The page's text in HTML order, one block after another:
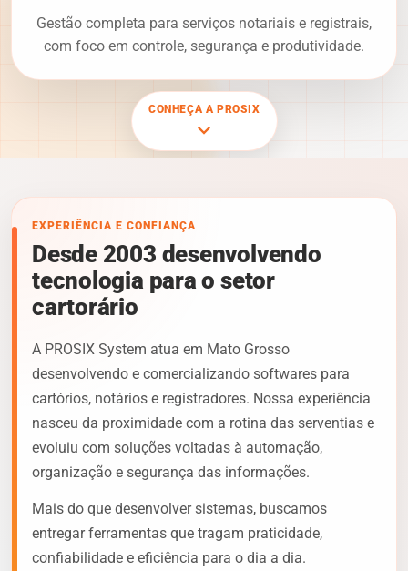
Gestão completa para serviços notariais e registrais,
com foco em controle, segurança e produtividade.
CONHEÇA A PROSIX
keyboard_arrow_down
EXPERIÊNCIA E CONFIANÇA
Desde 2003 desenvolvendo
tecnologia para o setor
cartorário
A PROSIX System atua em Mato Grosso
desenvolvendo e comercializando softwares para
cartórios, notários e registradores. Nossa experiência
nasceu da proximidade com a rotina das serventias e
evoluiu com soluções voltadas à automação,
organização e segurança das informações.
Mais do que desenvolver sistemas, buscamos
entregar ferramentas que tragam praticidade,
confiabilidade e eficiência para o dia a dia.